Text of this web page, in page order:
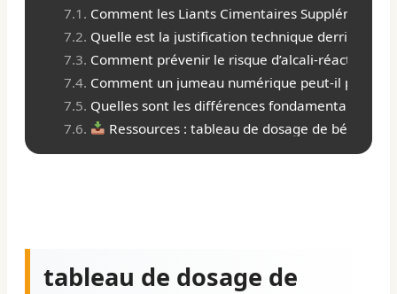
Comment les Liants Cimentaires
Quelle est la justification technique derrière le
Comment prévenir le risque d’alcali-réaction
Comment un jumeau numérique peut-il
Quelles sont les différences fondamentales
Ressources : tableau de dosage de béton et
tableau de dosage de